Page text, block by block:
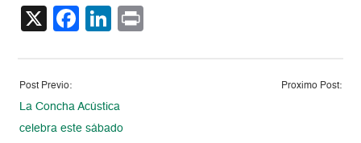
X Facebook
LinkedIn
Post Previo:
La Concha Acústica
celebra este sábado
Proximo Post: